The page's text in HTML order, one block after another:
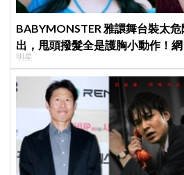
BABYMONSTER 雅譞舞台裝太
出，甩頭撥髮全是護胸小動作！
明星